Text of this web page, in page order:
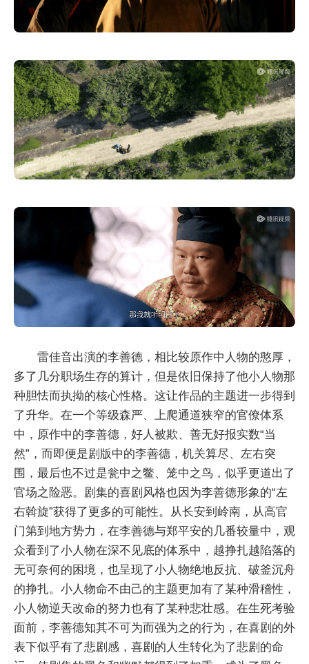
雷佳音出演的李善德，相比较原作中人物的憨厚，
多了几分职场生存的算计，但是依旧保持了他小人物那
种胆怯而执拗的核心性格。这让作品的主题进一步得到
了升华。在一个等级森严、上爬通道狭窄的官僚体系
中，原作中的李善德，好人被欺、善无好报实数“当
然”，而即便是剧版中的李善德，机关算尽、左右突
围，最后也不过是瓮中之鳖、笼中之鸟，似乎更道出了
官场之险恶。剧集的喜剧风格也因为李善德形象的“左
右斡旋”获得了更多的可能性。从长安到岭南，从高官
门第到地方势力，在李善德与郑平安的几番较量中，观
众看到了小人物在深不见底的体系中，越挣扎越陷落的
无可奈何的困境，也呈现了小人物绝地反抗、破釜沉舟
的挣扎。小人物命不由己的主题更加有了某种滑稽性，
小人物逆天改命的努力也有了某种悲壮感。在生死考验
面前，李善德知其不可为而强为之的行为，在喜剧的外
表下似乎有了悲剧感，喜剧的人生转化为了悲剧的命